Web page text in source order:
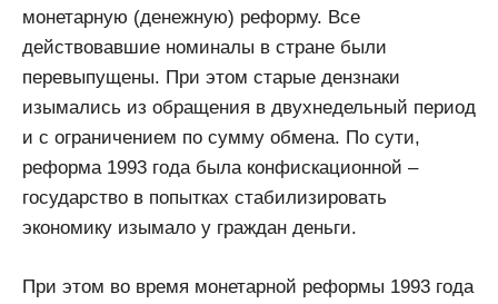
монетарную (денежную) реформу. Все
действовавшие номиналы в стране были
перевыпущены. При этом старые дензнаки
изымались из обращения в двухнедельный период
и с ограничением по сумму обмена. По сути,
реформа 1993 года была конфискационной –
государство в попытках стабилизировать
экономику изымало у граждан деньги.
При этом во время монетарной реформы 1993 года